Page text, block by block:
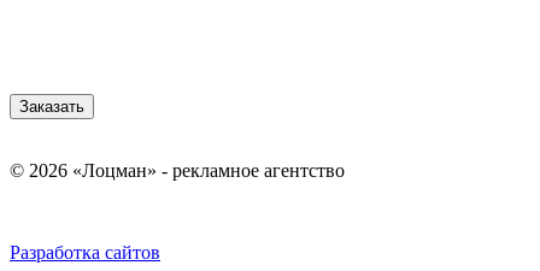
Заказать
© 2026 «Лоцман» - рекламное агентство
Разработка сайтов